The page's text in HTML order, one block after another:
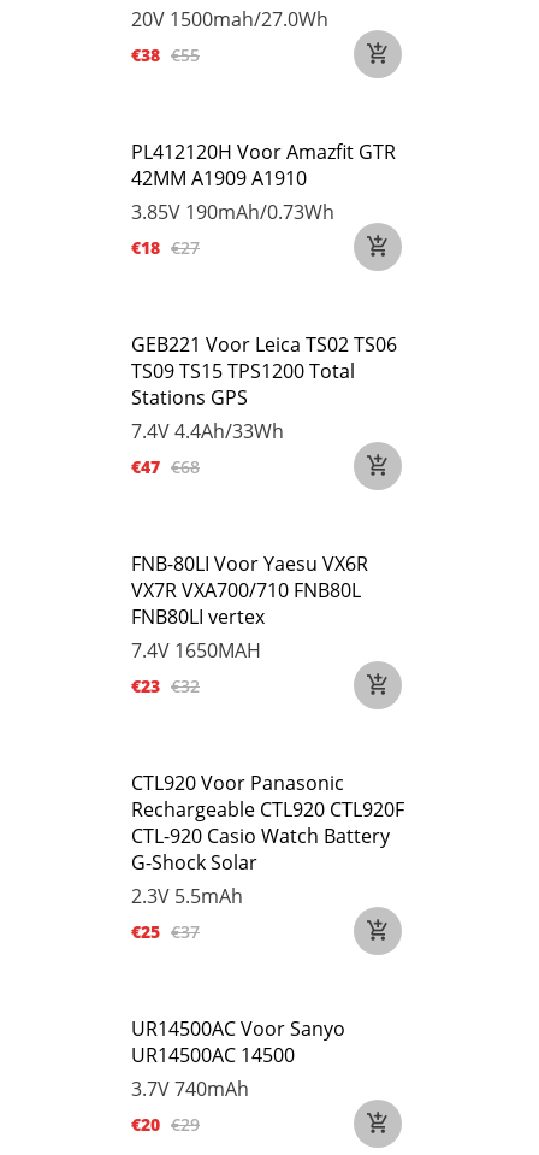
20V 1500mah/27.0Wh
€38 €55
PL412120H Voor Amazfit GTR
42MM A1909 A1910
3.85V 190mAh/0.73Wh
€18 €27
GEB221 Voor Leica TS02 TS06
TS09 TS15 TPS1200 Total
Stations GPS
7.4V4.4Ah/33Wh
€47 €68
FNB-80LI Voor Yaesu VX6R
VX7R VXA700/710 FNB80L
FNB80LI vertex
7.4V 1650MAH
€23 €32
CTL920 Voor Panasonic
Rechargeable CTL920 CTL920F
CTL-920 Casio Watch Battery
G-Shock Solar
2.3V 5.5mAh
€25 €37
UR14500AC Voor Sanyo
UR14500AC 14500
3.7V740mAh
€20 €29